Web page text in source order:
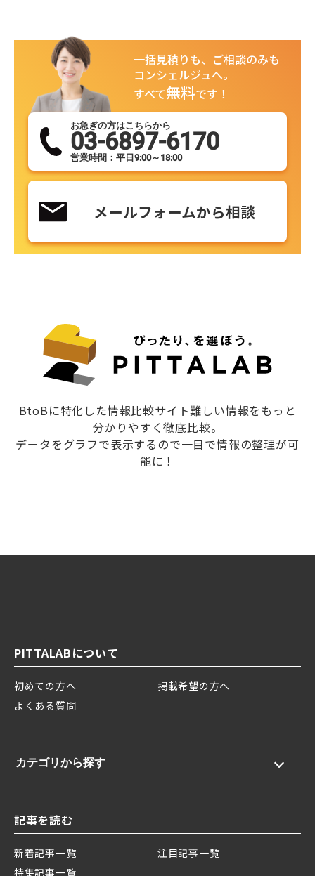
一括見積りも、ご相談のみも
コンシェルジュへ。
すべて無料です！
お急ぎの方はこちらから
03-6897-6170
営業時間：平日9:00～18:00
メールフォームから相談
BtoBに特化した情報比較サイト難しい情報をもっと
分かりやすく徹底比較。
データをグラフで表示するので一目で情報の整理が可
能に！
PITTALABについて
初めての方へ
掲載希望の方へ
よくある質問
カテゴリから探す
記事を読む
新着記事一覧
注目記事一覧
特集記事一覧